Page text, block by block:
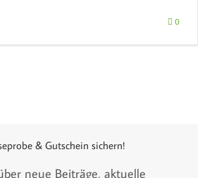
0
& Gutschein sichern!
neue Beiträge, aktuelle